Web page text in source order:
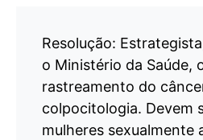
Resolução:
o Ministério da Saúde,
rastreamento do
colpocitologia. Devem
mulheres sexualmente